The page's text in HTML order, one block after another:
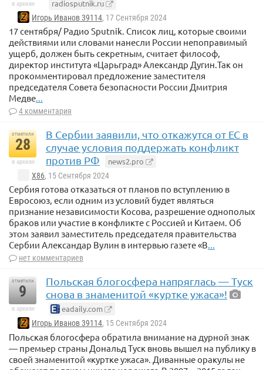
в архиве radiosputnik.ru
Игорь Иванов 39114, 17 Сентября 2024
17 сентября/ Радио Sputnik. Список лиц, которые своими
действиями или словами нанесли России непоправимый
ущерб, должен быть секретным, считает философ,
директор института «Царьград» Александр Дугин.Так он
прокомментировал предложение заместителя
председателя Совета безопасности России Дмитрия
Медве...
4 комментария
отметили
28
в архиве
В Сербии заявили, что откажутся от ЕС в
случае условия поддержать конфликт
против РФ
news2.pro
X86, 15 Сентября 2024
Сербия готова отказаться от планов по вступлению в
Евросоюз, если одним из условий будет являться
признание независимости Косова, разрешение однополых
браков или участие в конфликте с Россией и Китаем. Об
этом заявил заместитель председателя правительства
Сербии Александар Вулин в интервью газете «В...
нет комментариев
отметили
9
в архиве
Польская блогосфера напряглась — Туск
снова в знаменитой «куртке ужаса»!
eadaily.com
Игорь Иванов 39114, 15 Сентября 2024
Польская блогосфера обратила внимание на дурной знак
— премьер страны Дональд Туск вновь вышел на публику в
своей знаменитой «куртке ужаса». Диванные оракулы не